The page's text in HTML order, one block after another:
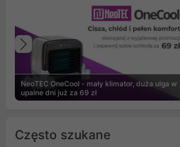
NeoTEC OneCool - mały klimator, duża ulga w
upalne dni już za 69 zł
Poprzedni
Często szukane